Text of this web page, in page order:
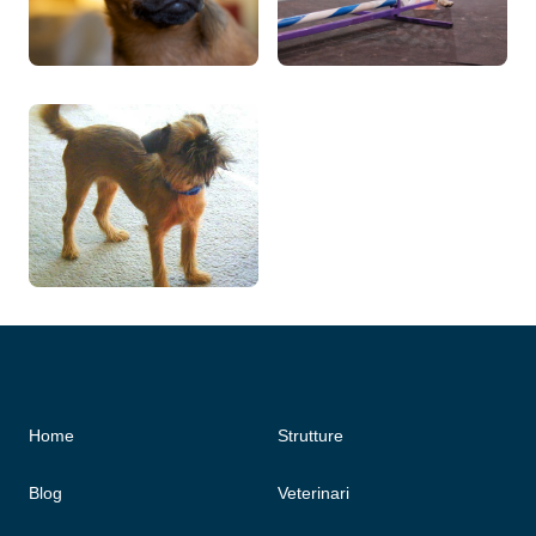
Home
Blog
Strutture
Veterinari